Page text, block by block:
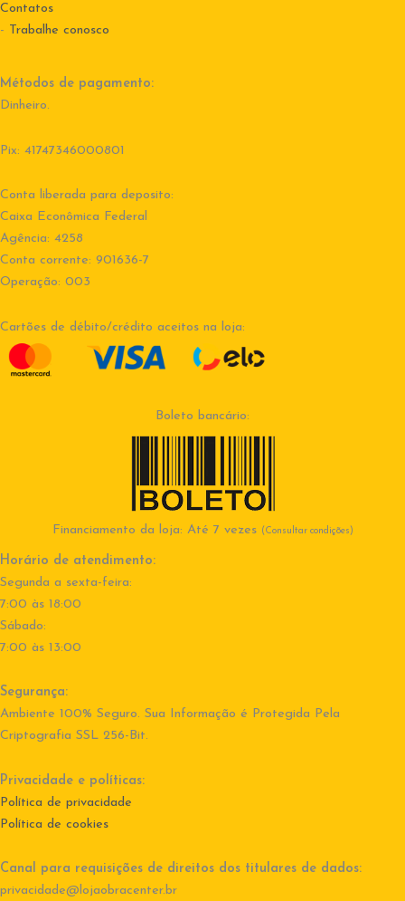
Contatos
- Trabalhe conosco
Métodos de pagamento:
Dinheiro.
Pix: 41747346000801
Conta liberada para deposito:
Caixa Econômica Federal
Agência: 4258
Conta corrente: 901636-7
Operação: 003
Cartões de débito/crédito aceitos na loja:
Boleto bancário:
Financiamento da loja: Até 7 vezes (Consultar condições)
Horário de atendimento:
Segunda a sexta-feira:
7:00 às 18:00
Sábado:
7:00 às 13:00
Segurança:
Ambiente 100% Seguro. Sua Informação é Protegida Pela
Criptografia SSL 256-Bit.
Privacidade e políticas:
Política de privacidade
Política de cookies
Canal para requisições de direitos dos titulares de dados:
privacidade@lojaobracenter.br